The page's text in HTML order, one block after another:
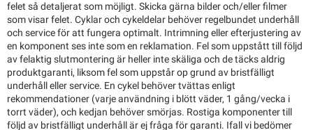
felet så detaljerat som möjligt. Skicka gärna bilder och/eller filmer
som visar felet. Cyklar och cykeldelar behöver regelbundet underhåll
och service för att fungera optimalt. Intrimning eller efterjustering av
en komponent ses inte som en reklamation. Fel som uppstått till följd
av felaktig slutmontering är heller inte skäliga och de täcks aldrig
produktgaranti, liksom fel som uppstår op grund av bristfälligt
underhåll eller service. En cykel behöver tvättas enligt
rekommendationer (varje användning i blött väder, 1 gång/vecka i
torrt väder), och kedjan behöver smörjas. Rostiga komponenter till
följd av bristfälligt underhåll är ej fråga för garanti. Ifall vi bedömer